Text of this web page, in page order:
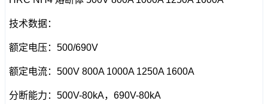
技术数据：
额定电压：500/690V
额定电流：500V 800A 1000A 1250A 1600A
分断能力：500V-80kA，690V-80kA